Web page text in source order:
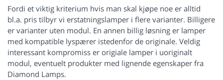
Fordi et viktig kriterium hvis man skal kjøpe noe er alltid
bl.a. pris tilbyr vi erstatningslamper i flere varianter. Billigere
er varianter uten modul. En annen billig løsning er lamper
med kompatible lyspærer istedenfor de originale. Veldig
interessant kompromiss er origiale lamper i uoriginalt
modul, eventuelt produkter med lignende egenskaper fra
Diamond Lamps.